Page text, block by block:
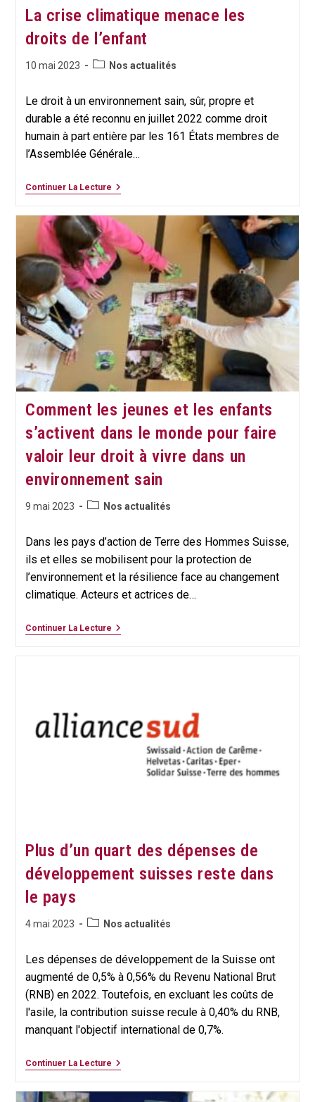
La crise climatique menace les
droits de l’enfant
Publication
10 mai 2023
PostNos actualités
Le droit à un environnement sain, sûr, propre et
durable a été reconnu en juillet 2022 comme droit
humain à part entière par les 161 États membres de
l’Assemblée Générale…
Continuer La LectureLa
Menace
Les
Droits
De
L’enfant
Comment les jeunes et les enfants
s’activent dans le monde pour faire
valoir leur droit à vivre dans un
environnement sain
Publication
9 mai 2023
PostNos actualités
Dans les pays d’action de Terre des Hommes Suisse,
ils et elles se mobilisent pour la protection de
l’environnement et la résilience face au changement
climatique. Acteurs et actrices de…
Continuer La LectureComment
Le
Monde
Pour
Environnement
Sain
Plus d’un quart des dépenses de
développement suisses reste dans
le pays
Publication
4 mai 2023
PostNos actualités
Les dépenses de développement de la Suisse ont
augmenté de 0,5% à 0,56% du Revenu National Brut
(RNB) en 2022. Toutefois, en excluant les coûts de
l'asile, la contribution suisse recule à 0,40% du RNB,
manquant l'objectif international de 0,7%.
Continuer La LecturePlus